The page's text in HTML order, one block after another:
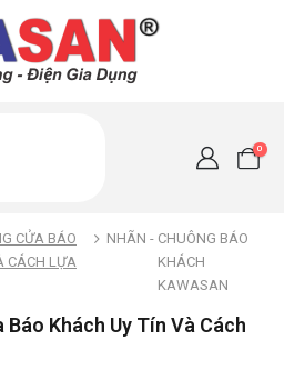
0
CỬA BÁO
CÁCH LỰA
NHÃN - CHUÔNG BÁO
KHÁCH
KAWASAN
Khách Uy Tín Và Cách